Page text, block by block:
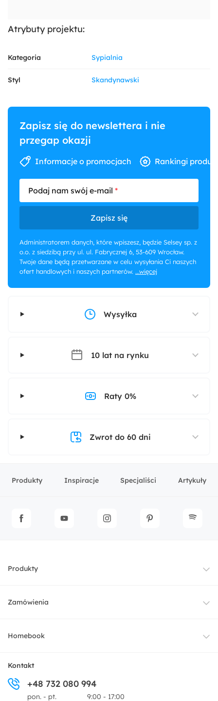
Atrybuty projektu:
Kategoria Sypialnia
Styl Skandynawski
Zapisz się do newslettera i nie
przegap okazji
Informacje o promocjach Rankingi
Podaj nam swój e-mail
Zapisz się
Administratorem danych, które wpiszesz, będzie Selsey sp. z
o.o. z siedzibą przy ul. ul. Fabrycznej 6, 53-609 Wrocław.
Twoje dane będą przetwarzane w celu wysyłania Ci naszych
ofert handlowych i naszych partnerów. ...więcej
Wysyłka
10 lat na rynku
Raty 0%
Zwrot do 60 dni
Produkty Inspiracje Specjaliści Artykuły
Produkty
Meble
Zamówienia
Dostawa
Zwroty
Homebook
O nas
Centrum prasowe
Kontakt
+48 732 080 994
pon. - pt. 9:00 - 17:00